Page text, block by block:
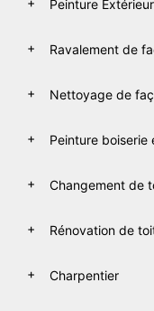
Peinture
Ravalement de
Nettoyage de
Peinture boiserie
Changement de
Rénovation de
Charpentier